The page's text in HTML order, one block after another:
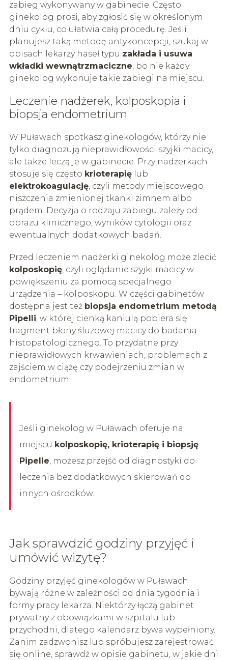
zabieg wykonywany w gabinecie. Często
ginekolog prosi, aby zgłosić się w określonym
dniu cyklu, co ułatwia całą procedurę. Jeśli
planujesz taką metodę antykoncepcji, szukaj w
opisach lekarzy haseł typu zakłada i usuwa
wkładki wewnątrzmaciczne, bo nie każdy
ginekolog wykonuje takie zabiegi na miejscu.
Leczenie nadżerek, kolposkopia i
biopsja endometrium
W Puławach spotkasz ginekologów, którzy nie
tylko diagnozują nieprawidłowości szyjki macicy,
ale także leczą je w gabinecie. Przy nadżerkach
stosuje się często krioterapięlub
elektrokoagulację, czyli metody miejscowego
niszczenia zmienionej tkanki zimnem albo
prądem. Decyzja o rodzaju zabiegu zależy od
obrazu klinicznego, wyników cytologii oraz
ewentualnych dodatkowych badań.
Przed leczeniem nadżerki ginekolog może zlecić
kolposkopię, czyli oglądanie szyjki macicy w
powiększeniu za pomocą specjalnego
urządzenia – kolposkopu. W części gabinetów
dostępna jest też biopsja endometrium metodą
Pipelli, w której cienką kaniulą pobiera się
fragment błony śluzowej macicy do badania
histopatologicznego. To przydatne przy
nieprawidłowych krwawieniach, problemach z
zajściem w ciążę czy podejrzeniu zmian w
endometrium.
Jeśli ginekolog w Puławach oferuje na
miejscu kolposkopię, krioterapię i biopsję
Pipelle, możesz przejść od diagnostyki do
leczenia bez dodatkowych skierowań do
innych ośrodków.
Jak sprawdzić godziny przyjęć i
umówić wizytę?
Godziny przyjęć ginekologów w Puławach
bywają różne w zależności od dnia tygodnia i
formy pracy lekarza. Niektórzy łączą gabinet
prywatny z obowiązkami w szpitalu lub
przychodni, dlatego kalendarz bywa wypełniony.
Zanim zadzwonisz lub spróbujesz zarejestrować
się online, sprawdź w opisie gabinetu, w jakie dni